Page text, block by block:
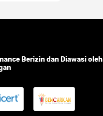
Berizin dan Diawasi oleh